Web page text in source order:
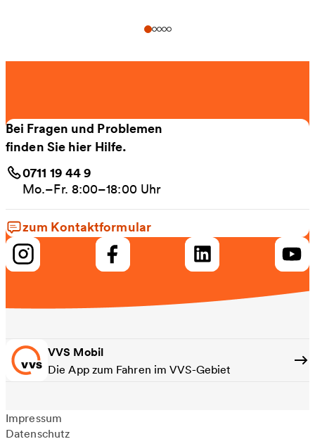
Bei Fragen und Problemen
finden Sie hier Hilfe.
0711 19 44 9
Mo.–Fr. 8:00–18:00 Uhr
zum Kontaktformular
VVS Mobil
Die App zum Fahren im VVS-Gebiet
Impressum
Datenschutz